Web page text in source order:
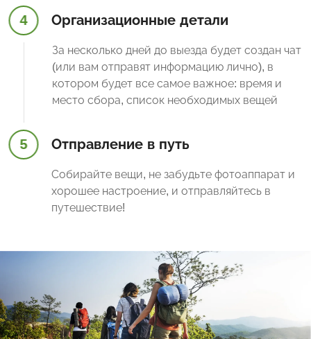
4 Организационные детали
За несколько дней до выезда будет создан чат
(или вам отправят информацию лично), в
котором будет все самое важное: время и
место сбора, список необходимых вещей
5 Отправление в путь
Собирайте вещи, не забудьте фотоаппарат и
хорошее настроение, и отправляйтесь в
путешествие!